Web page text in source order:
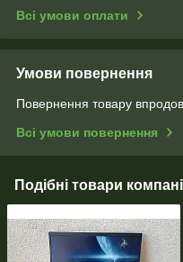
Всі умови оплати
Умови повернення
Повернення товару
Всі умови повернення
Подібні товари